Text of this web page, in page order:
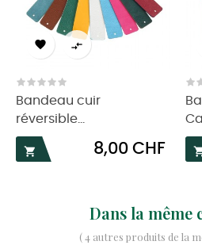
 
Bandeau cuir
réversible...

Prix
8,00 CHF
Dans la même
( 4 autres produits de la